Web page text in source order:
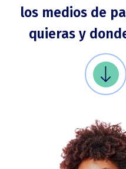
los medios de
quieras y